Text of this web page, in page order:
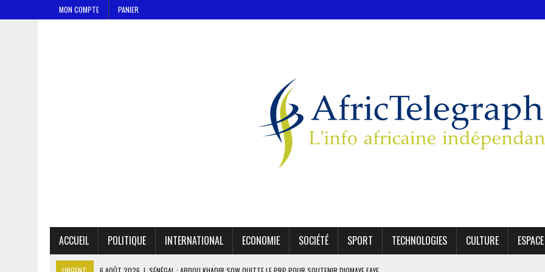
MON COMPTE PANIER
ACCUEIL POLITIQUE INTERNATIONAL ECONOMIE SOCIÉTÉ SPORT TECHNOLOGIES CULTURE